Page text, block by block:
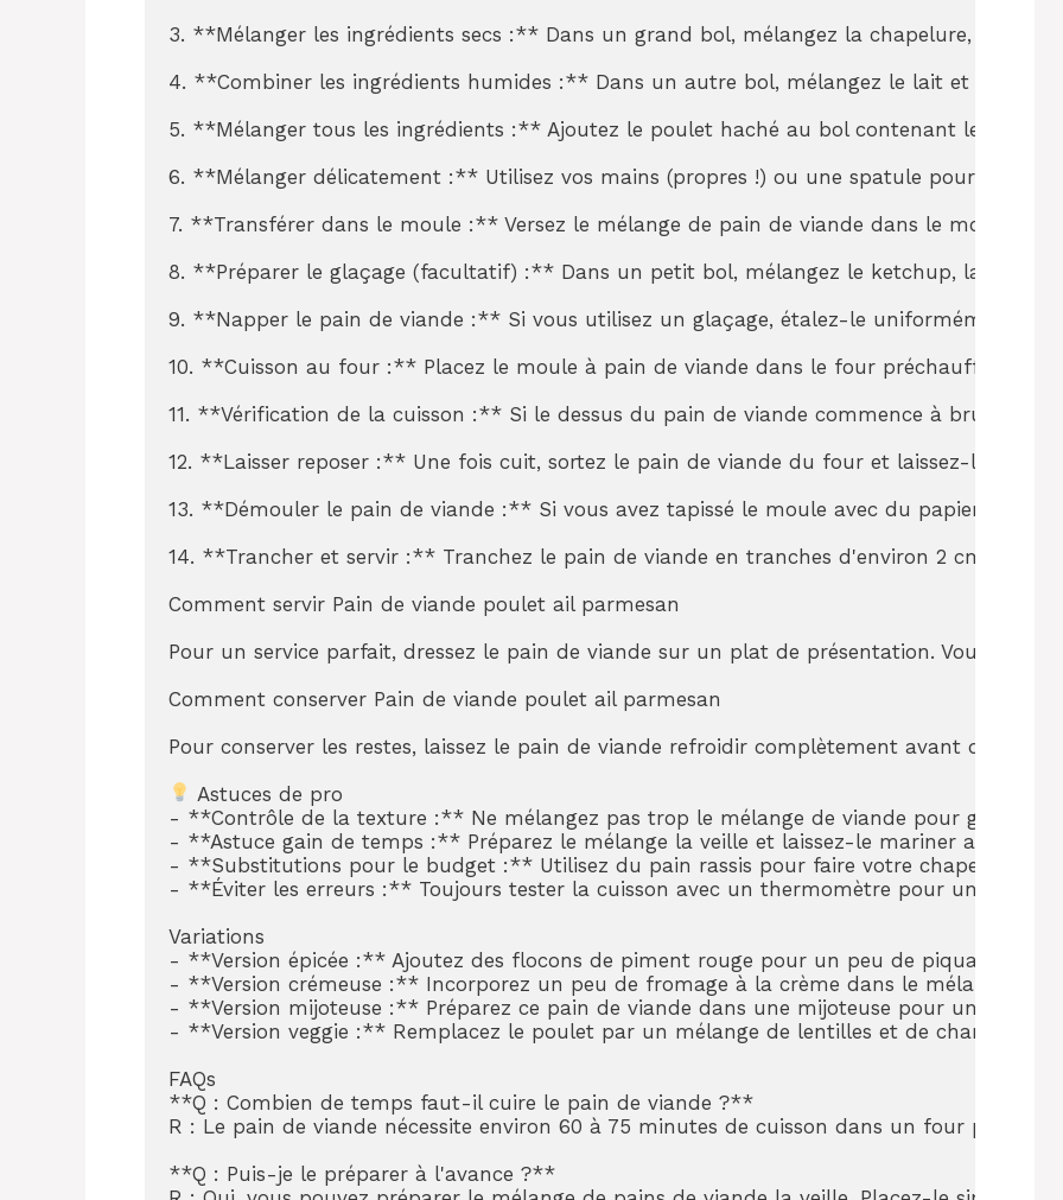
3. **Mélanger les ingrédients secs :** Dans un grand bol, mélangez la chapelure, le
4. **Combiner les ingrédients humides :** Dans un autre bol, mélangez le lait et l'œuf
5. **Mélanger tous les ingrédients :** Ajoutez le poulet haché au bol contenant les
6. **Mélanger délicatement :** Utilisez vos mains (propres !) ou une spatule pour
7. **Transférer dans le moule :** Versez le mélange de pain de viande dans le moule
8. **Préparer le glaçage (facultatif) :** Dans un petit bol, mélangez le ketchup, la
9. **Napper le pain de viande :** Si vous utilisez un glaçage, étalez-le uniformément
10. **Cuisson au four :** Placez le moule à pain de viande dans le four préchauffé.
11. **Vérification de la cuisson :** Si le dessus du pain de viande commence à brunir
12. **Laisser reposer :** Une fois cuit, sortez le pain de viande du four et laissez-le
13. **Démouler le pain de viande :** Si vous avez tapissé le moule avec du papier
14. **Trancher et servir :** Tranchez le pain de viande en tranches d'environ 2 cm
Comment servir Pain de viande poulet ail parmesan
Pour un service parfait, dressez le pain de viande sur un plat de présentation. Vous
Comment conserver Pain de viande poulet ail parmesan
Pour conserver les restes, laissez le pain de viande refroidir complètement avant de le
Astuces de pro
- **Contrôle de la texture :** Ne mélangez pas trop le mélange de viande pour garder
- **Astuce gain de temps :** Préparez le mélange la veille et laissez-le mariner au
- **Substitutions pour le budget :** Utilisez du pain rassis pour faire votre chapelure
- **Éviter les erreurs :** Toujours tester la cuisson avec un thermomètre pour un jus
Variations
- **Version épicée :** Ajoutez des flocons de piment rouge pour un peu de piquant.
- **Version crémeuse :** Incorporez un peu de fromage à la crème dans le mélange pour
- **Version mijoteuse :** Préparez ce pain de viande dans une mijoteuse pour un
- **Version veggie :** Remplacez le poulet par un mélange de lentilles et de
FAQs
**Q : Combien de temps faut-il cuire le pain de viande ?**
R : Le pain de viande nécessite environ 60 à 75 minutes de cuisson dans un four
**Q : Puis-je le préparer à l'avance ?**